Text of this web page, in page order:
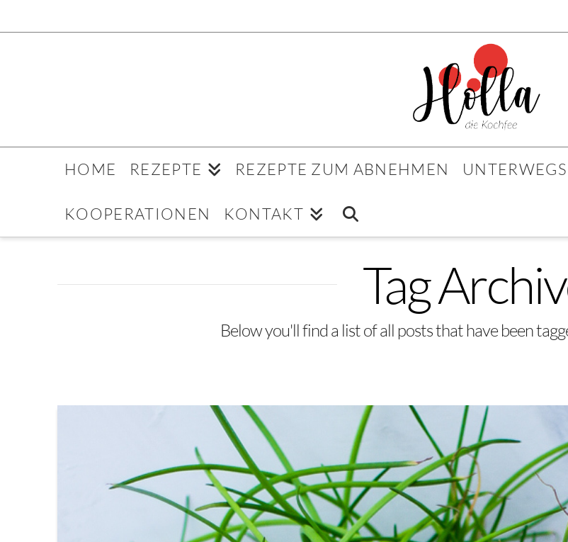
HOME REZEPTE REZEPTE ZUM ABNEHMEN UNTERWEGS
KOOPERATIONEN KONTAKT
Tag
Below you'll find a list of all posts that have been